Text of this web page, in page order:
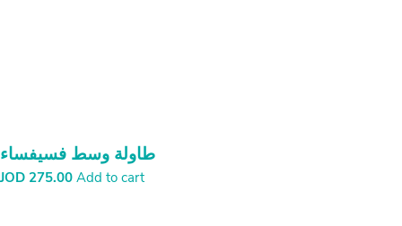
طاولة وسط فسيفساء
JOD 275.00 Add to cart